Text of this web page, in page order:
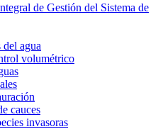
de Gestión del Sistema de
del agua
volumétrico
cauces
invasoras